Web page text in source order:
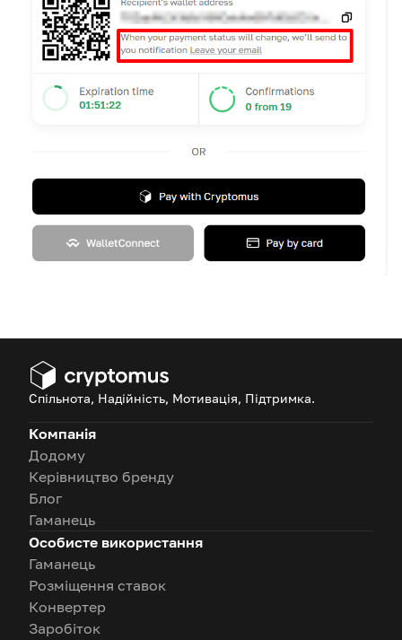
Спільнота, Надійність, Мотивація, Підтримка.
Компанія
Додому
Керівництво бренду
Блог
Гаманець
Особисте використання
Гаманець
Розміщення ставок
Конвертер
Заробіток